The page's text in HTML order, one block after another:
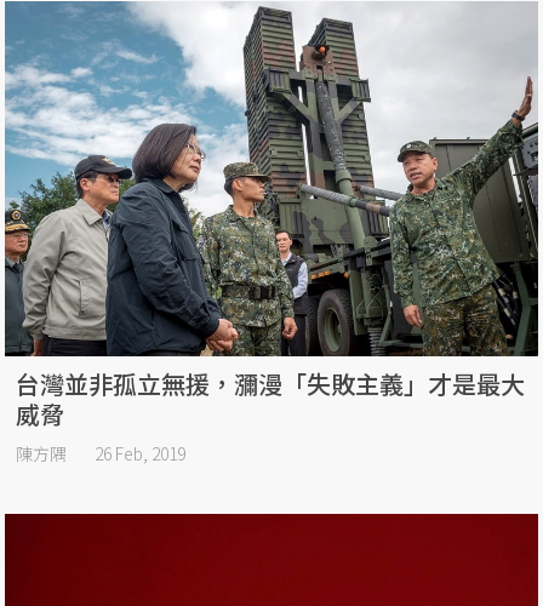
台灣並非孤立無援，瀰漫「失敗主義」才是最大
威脅
陳方隅 26 Feb, 2019